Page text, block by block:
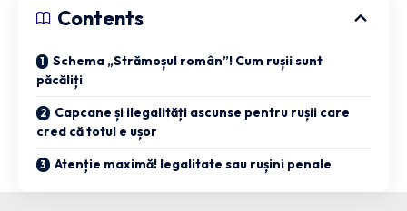
Contents
Schema „Strămoșul român”! Cum rușii sunt
păcăliți
Capcane și ilegalități ascunse pentru rușii care
cred că totul e ușor
Atenție maximă! legalitate sau rușini penale